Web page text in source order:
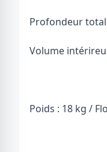
Profondeur
Volume
Poids : 18 kg / F